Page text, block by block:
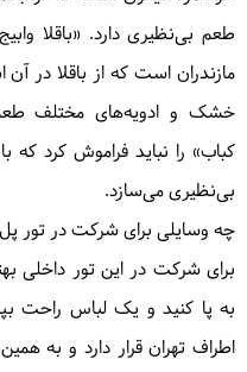
طعم بی‌نظیری دارد. «باقلا
مازندران است که از باقلا در
خشک و ادویه‌های مختلف
کباب» را نباید فراموش کرد که
بی‌نظیری می‌سازد.
چه وسایلی برای شرکت در تور
برای شرکت در این تور
به پا کنید و یک لباس راحت
اطراف تهران قرار دارد و به